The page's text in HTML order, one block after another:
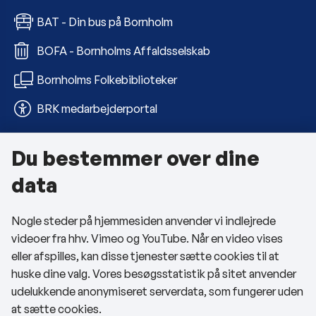
BAT - Din bus på Bornholm
BOFA - Bornholms Affaldsselskab
Bornholms Folkebiblioteker
BRK medarbejderportal
Om kommunen
Kontakt os
Telefon- og åbningstider
Tilgængelighedserklæring
Privatlivspolitik
Cookies
Du bestemmer over dine
data
Nogle steder på hjemmesiden anvender vi indlejrede
videoer fra hhv. Vimeo og YouTube. Når en video vises
eller afspilles, kan disse tjenester sætte cookies til at
huske dine valg. Vores besøgsstatistik på sitet anvender
udelukkende anonymiseret serverdata, som fungerer uden
at sætte cookies.